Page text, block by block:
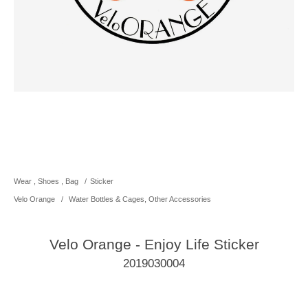
Wear , Shoes , Bag / Sticker
Velo Orange / Water Bottles & Cages, Other Accessories
Velo Orange - Enjoy Life Sticker
2019030004